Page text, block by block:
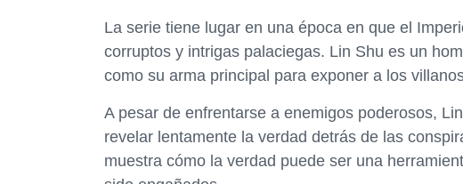
La serie tiene lugar en una época en que el
corruptos y intrigas palaciegas. Lin Shu es un
como su arma principal para exponer a los
A pesar de enfrentarse a enemigos poderosos,
revelar lentamente la verdad detrás de las
muestra cómo la verdad puede ser una